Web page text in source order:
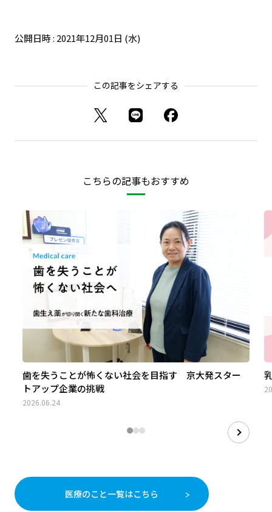
公開日時 : 2021年12月01日 (水)
この記事をシェアする
こちらの記事もおすすめ
歯を失うことが怖くない社会を目指す 京大発スター
トアップ企業の挑戦
2026.06.24
医療のこと一覧はこちら